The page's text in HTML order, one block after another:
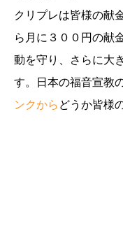
クリプレは皆様の献
ら月に３００円の献
動を守り、さらに大
す。日本の福音宣教
ンクから どうか皆様